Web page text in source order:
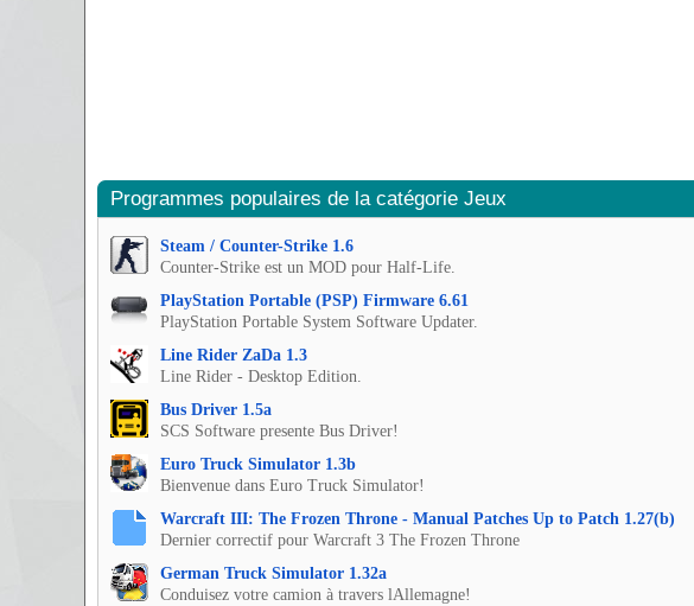
Programmes populaires de la catégorie Jeux
Steam / Counter-Strike 1.6
Counter-Strike est un MOD pour Half-Life.
PlayStation Portable (PSP) Firmware 6.61
PlayStation Portable System Software Updater.
Line Rider ZaDa 1.3
Line Rider - Desktop Edition.
Bus Driver 1.5a
SCS Software presente Bus Driver!
Euro Truck Simulator 1.3b
Bienvenue dans Euro Truck Simulator!
Warcraft III: The Frozen Throne - Manual Patches Up to Patch 1.27(b)
Dernier correctif pour Warcraft 3 The Frozen Throne
German Truck Simulator 1.32a
Conduisez votre camion à travers lAllemagne!